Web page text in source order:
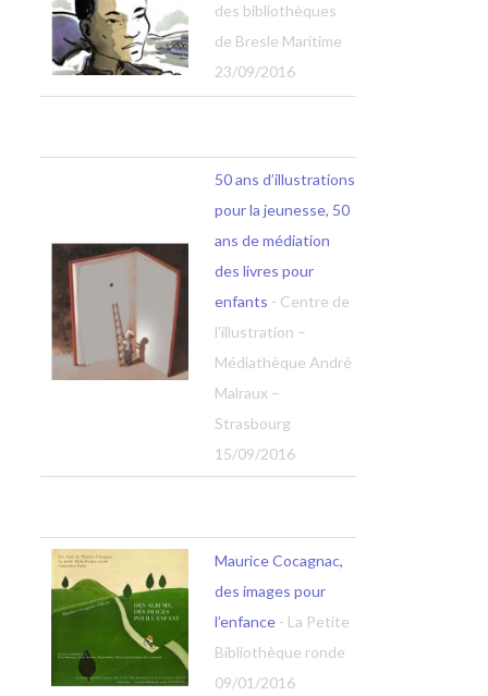
des bibliothèques
de Bresle Maritime
23/09/2016
50 ans d’illustrations
pour la jeunesse, 50
ans de médiation
des livres pour
enfants - Centre de
l'illustration –
Médiathèque André
Malraux –
Strasbourg
15/09/2016
Maurice Cocagnac,
des images pour
l’enfance - La Petite
Bibliothèque ronde
09/01/2016